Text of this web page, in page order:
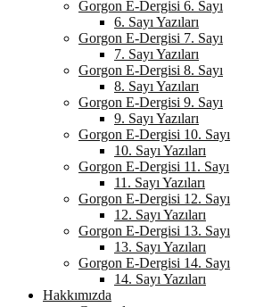
Gorgon E-Dergisi 6. Sayı
6. Sayı Yazıları
Gorgon E-Dergisi 7. Sayı
7. Sayı Yazıları
Gorgon E-Dergisi 8. Sayı
8. Sayı Yazıları
Gorgon E-Dergisi 9. Sayı
9. Sayı Yazıları
Gorgon E-Dergisi 10. Sayı
10. Sayı Yazıları
Gorgon E-Dergisi 11. Sayı
11. Sayı Yazıları
Gorgon E-Dergisi 12. Sayı
12. Sayı Yazıları
Gorgon E-Dergisi 13. Sayı
13. Sayı Yazıları
Gorgon E-Dergisi 14. Sayı
14. Sayı Yazıları
Hakkımızda